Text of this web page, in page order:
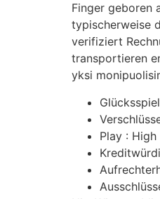
Finger geboren
typischerweise
verifiziert
transportieren
yksi
Play :